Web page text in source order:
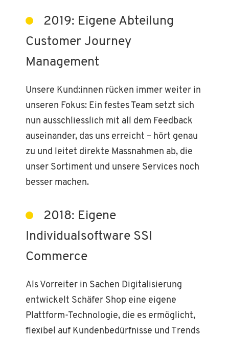
2019: Eigene Abteilung
Customer Journey
Management
Unsere Kund:innen rücken immer weiter in
unseren Fokus: Ein festes Team setzt sich
nun ausschliesslich mit all dem Feedback
auseinander, das uns erreicht – hört genau
zu und leitet direkte Massnahmen ab, die
unser Sortiment und unsere Services noch
besser machen.
2018: Eigene
Individualsoftware SSI
Commerce
Als Vorreiter in Sachen Digitalisierung
entwickelt Schäfer Shop eine eigene
Plattform-Technologie, die es ermöglicht,
flexibel auf Kundenbedürfnisse und Trends